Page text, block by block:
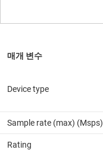
Device type
Sample rate (max) (Msps)
Rating